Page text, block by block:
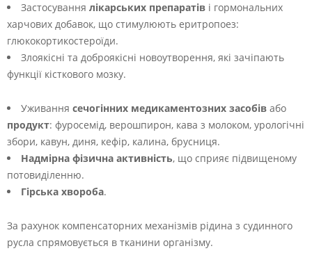
Застосування лікарських препаратів і гормональних
харчових добавок, що стимулюють еритропоез:
глюкокортикостероїди.
Злоякісні та доброякісні новоутворення, які зачіпають
функції кісткового мозку.
Уживання сечогінних медикаментозних засобів або
продукт: фуросемід, верошпирон, кава з молоком, урологічні
збори, кавун, диня, кефір, калина, брусниця.
Надмірна фізична активність, що сприяє підвищеному
потовиділенню.
Гірська хвороба.
За рахунок компенсаторних механізмів рідина з судинного
русла спрямовується в тканини організму.